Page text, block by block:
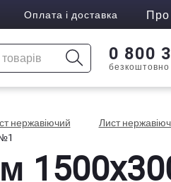
Оплата і доставка Про
0 800
безкоштовно
нержавіючий
Лист